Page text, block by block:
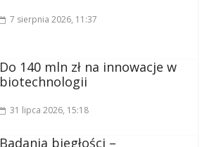
7 sierpnia 2026, 11:37
Do 140 mln zł na innowacje w
biotechnologii
31 lipca 2026, 15:18
Badania biegłości –